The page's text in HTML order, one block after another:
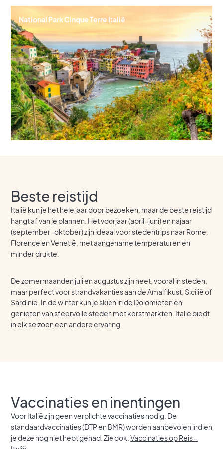
National Park Cinque Terre Italië
Beste reistijd
Italië kun je het hele jaar door bezoeken, maar de beste reistijd
hangt af van je plannen. Het voorjaar (april–juni) en najaar
(september–oktober) zijn ideaal voor stedentrips naar Rome,
Florence en Venetië, met aangename temperaturen en
minder drukte.
De zomermaanden juli en augustus zijn heet, vooral in steden,
maar perfect voor strandvakanties aan de Amalfikust, Sicilië of
Sardinië. In de winter kun je skiën in de Dolomieten en
genieten van sfeervolle steden met kerstmarkten. Italië biedt
in elk seizoen een andere ervaring.
Vaccinaties en inentingen
Voor Italië zijn geen verplichte vaccinaties nodig. De
standaardvaccinaties (DTP en BMR) worden aanbevolen indien
je deze nog niet hebt gehad. Zie ook:Vaccinaties op Reis –